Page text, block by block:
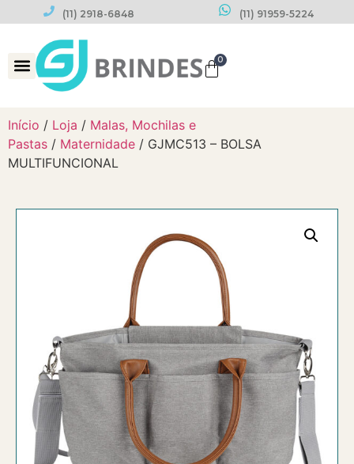
(11) 2918-6848 (11) 91959-5224
0
Início / Loja / Malas, Mochilas e
Pastas / Maternidade / GJMC513 – BOLSA
MULTIFUNCIONAL